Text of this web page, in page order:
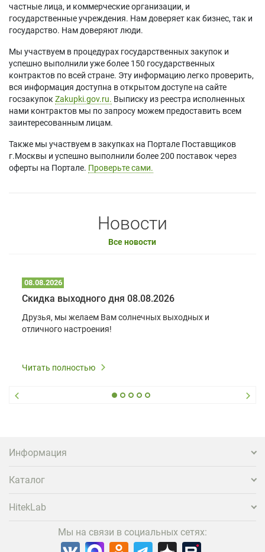
частные лица, и коммерческие организации, и
государственные учреждения. Нам доверяет как бизнес, так и
государство. Нам доверяют люди.
Мы участвуем в процедурах государственных закупок и
успешно выполнили уже более 150 государственных
контрактов по всей стране. Эту информацию легко проверить,
вся информация доступна в открытом доступе на сайте
госзакупок Zakupki.gov.ru. Выписку из реестра исполненных
нами контрактов мы по запросу можем предоставить всем
заинтересованным лицам.
Также мы участвуем в закупках на Портале Поставщиков
г.Москвы и успешно выполнили более 200 поставок через
оферты на Портале. Проверьте сами.
Новости
Все новости
08.08.2026
Скидка выходного дня 08.08.2026
Друзья, мы желаем Вам солнечных выходных и
отличного настроения!
Читать полностью
Информация
Каталог
HitekLab
Мы на связи в социальных сетях: